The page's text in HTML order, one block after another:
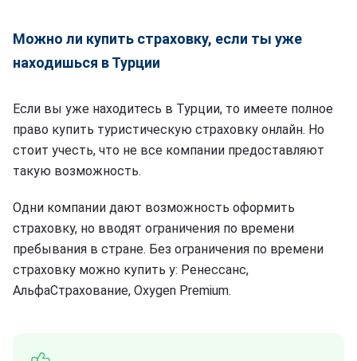
Можно ли купить страховку, если ты уже
находишься в Турции
Если вы уже находитесь в Турции, то имеете полное
право купить туристическую страховку онлайн. Но
стоит учесть, что не все компании предоставляют
такую возможность.
Одни компании дают возможность оформить
страховку, но вводят ограничения по времени
пребывания в стране. Без ограничения по времени
страховку можно купить у: Ренессанс,
АльфаСтрахование, Oxygen Premium.